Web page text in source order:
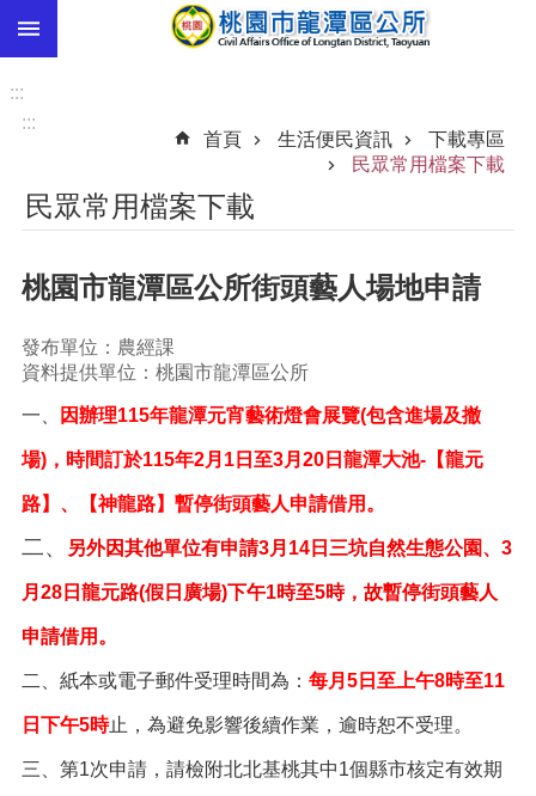
跳到主要內容區塊
階
搜
本
區
紹
訊
息
公
告
生
便
資
訊
機
關
:::
:::
首頁
生活便民資訊
下載專區
民眾常用檔案下載
民眾常用檔案下載
桃園市龍潭區公所街頭藝人場地申請
發布單位：農經課
資料提供單位：桃園市龍潭區公所
一、 因辦理115年龍潭元宵藝術燈會展覽(包含進場及撤
場)，時間訂於115年2月 1 日至3月 20 日龍潭大池-【龍元
路】、【神龍路】暫停街頭藝人申請借用。
二、 另外因其他單位有申請3月 14 日三坑自然生態公園、 3
月 28 日龍元路(假日廣場)下午1時至5時，故暫停街頭藝人
申請借用。
二、紙本或電子郵件受理時間為： 每月5日至上午8時至11
日下午5時止，為避免影響後續作業，逾時恕不受理。
三、第1次申請，請檢附北北基桃其中1個縣市核定有效期